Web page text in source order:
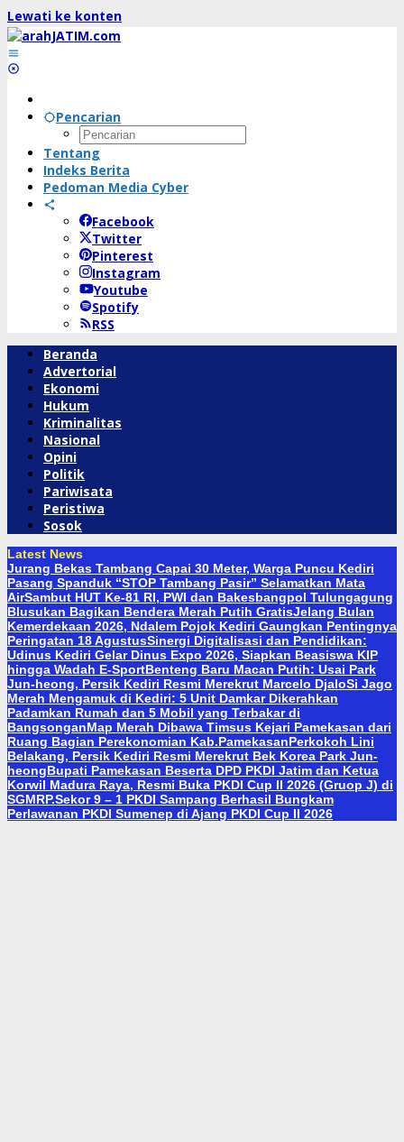
Lewati ke konten
Pencarian
Tentang
Indeks Berita
Pedoman Media Cyber
Facebook
Twitter
Pinterest
Instagram
Youtube
Spotify
RSS
Beranda
Advertorial
Ekonomi
Hukum
Kriminalitas
Nasional
Opini
Politik
Pariwisata
Peristiwa
Sosok
Latest News
Jurang Bekas Tambang Capai 30 Meter, Warga Puncu Kediri
Pasang Spanduk “STOP Tambang Pasir” Selamatkan Mata
AirSambut HUT Ke-81 RI, PWI dan Bakesbangpol Tulungagung
Blusukan Bagikan Bendera Merah Putih GratisJelang Bulan
Kemerdekaan 2026, Ndalem Pojok Kediri Gaungkan Pentingnya
Peringatan 18 AgustusSinergi Digitalisasi dan Pendidikan:
Udinus Kediri Gelar Dinus Expo 2026, Siapkan Beasiswa KIP
hingga Wadah E-SportBenteng Baru Macan Putih: Usai Park
Jun-heong, Persik Kediri Resmi Merekrut Marcelo DjaloSi Jago
Merah Mengamuk di Kediri: 5 Unit Damkar Dikerahkan
Padamkan Rumah dan 5 Mobil yang Terbakar di
BangsonganMap Merah Dibawa Timsus Kejari Pamekasan dari
Ruang Bagian Perekonomian Kab.PamekasanPerkokoh Lini
Belakang, Persik Kediri Resmi Merekrut Bek Korea Park Jun-
heongBupati Pamekasan Beserta DPD PKDI Jatim dan Ketua
Korwil Madura Raya, Resmi Buka PKDI Cup II 2026 (Gruop J) di
SGMRP.Sekor 9 – 1 PKDI Sampang Berhasil Bungkam
Perlawanan PKDI Sumenep di Ajang PKDI Cup II 2026